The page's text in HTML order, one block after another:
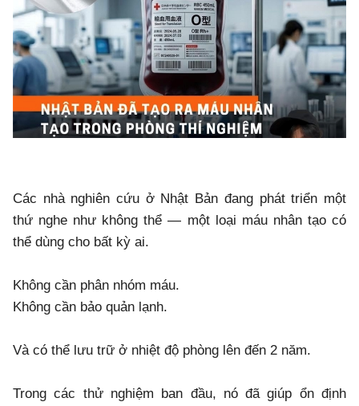
Các nhà nghiên cứu ở Nhật Bản đang phát triển một
thứ nghe như không thể — một loại máu nhân tạo có
thể dùng cho bất kỳ ai.
Không cần phân nhóm máu.
Không cần bảo quản lạnh.
Và có thể lưu trữ ở nhiệt độ phòng lên đến 2 năm.
Trong các thử nghiệm ban đầu, nó đã giúp ổn định